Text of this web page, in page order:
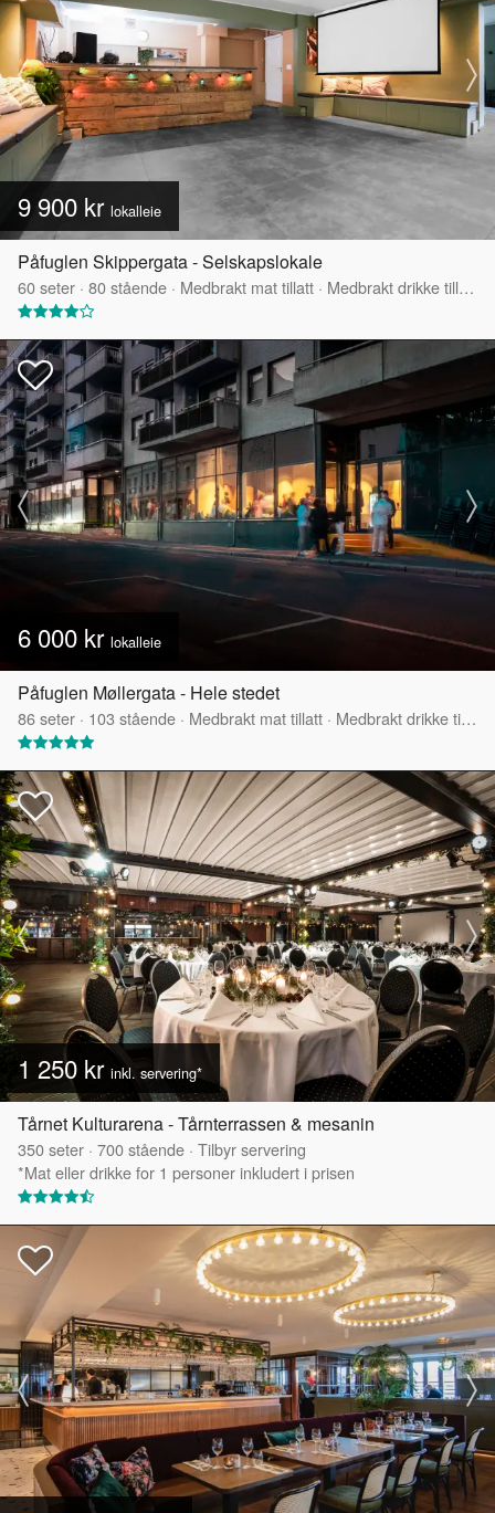
9 900 kr lokalleie
Påfuglen Skippergata - Selskapslokale
60seter · 80stående · Medbrakt mat tillatt · Medbrakt drikke tillatt
6 000 kr lokalleie
Påfuglen Møllergata - Hele stedet
86seter · 103 stående · Medbrakt mat tillatt · Medbrakt drikke tillatt
1 250 kr inkl. servering*
Tårnet Kulturarena - Tårnterrassen & mesanin
350seter · 700stående · Tilbyr servering
*Mat eller drikke for 1 personer inkludert i prisen